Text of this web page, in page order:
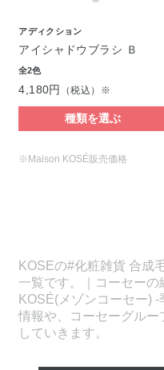
アディクション
アイシャドウブラシ Ｂ
全2色
4,180円 （税込）※
種類を選ぶ
※Maison KOSÉ販売価格
KOSEの#化粧雑貨 合成
一覧です。｜コーセー
KOSÉ(メゾンコーセー)
情報や、コーセーグル
していきます。